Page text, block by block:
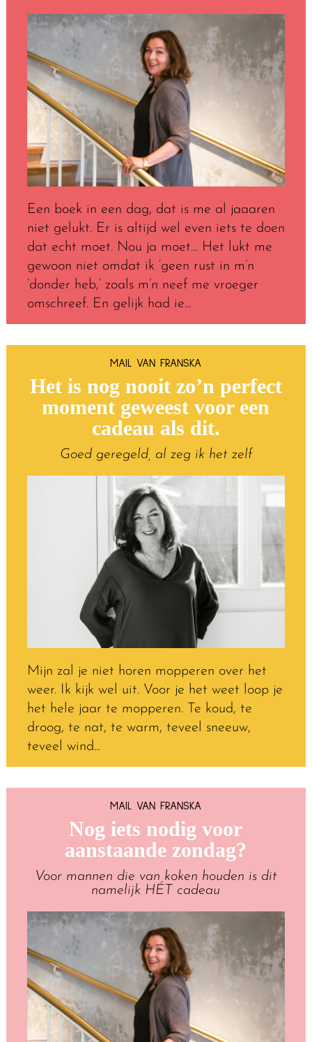
Een boek in een dag, dat is me al jaaaren
niet gelukt. Er is altijd wel even iets te doen
dat echt moet. Nou ja moet… Het lukt me
gewoon niet omdat ik ‘geen rust in m’n
‘donder heb,’ zoals m’n neef me vroeger
omschreef. En gelijk had ie...
MAIL VAN FRANSKA
Het is nog nooit zo’n perfect
moment geweest voor een
cadeau als dit.
Goed geregeld, al zeg ik het zelf
Mijn zal je niet horen mopperen over het
weer. Ik kijk wel uit. Voor je het weet loop je
het hele jaar te mopperen. Te koud, te
droog, te nat, te warm, teveel sneeuw,
teveel wind...
MAIL VAN FRANSKA
Nog iets nodig voor
aanstaande zondag?
Voor mannen die van koken houden is dit
namelijk HÉT cadeau